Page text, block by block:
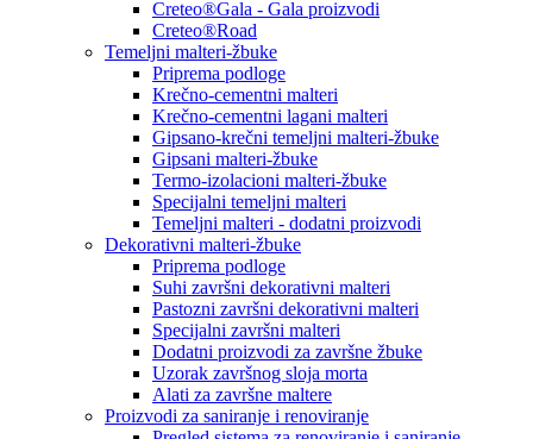
Creteo®Gala - Gala proizvodi
Creteo®Road
Temeljni malteri-žbuke
Priprema podloge
Krečno-cementni malteri
Krečno-cementni lagani malteri
Gipsano-krečni temeljni malteri-žbuke
Gipsani malteri-žbuke
Termo-izolacioni malteri-žbuke
Specijalni temeljni malteri
Temeljni malteri - dodatni proizvodi
Dekorativni malteri-žbuke
Priprema podloge
Suhi završni dekorativni malteri
Pastozni završni dekorativni malteri
Specijalni završni malteri
Dodatni proizvodi za završne žbuke
Uzorak završnog sloja morta
Alati za završne maltere
Proizvodi za saniranje i renoviranje